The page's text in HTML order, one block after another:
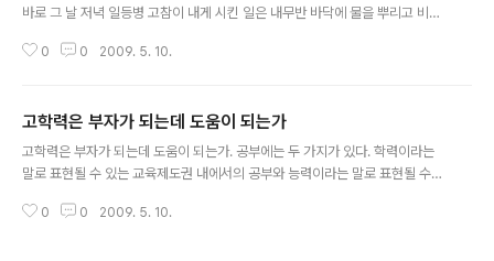
바로 그 날 저녁 일등병 고참이 내게 시킨 일은 내무반 바닥에 물을 뿌리고 비로
가지에 물을 받아 와 그 물을 손으로 뿌렸다. 물론 나는 졸병이었기에 잔뜩 긴장
하지만 물뿌리개로 골고루 한 것이 아니라 손으로 뿌린 것이기에 어떤 곳은 물
자국이 크게 생기고 어떤 곳은 물이 묻는 둥 마는 둥 하는 꼴이 되었다. 그 모습
을 본 고참은 나를 화장실로 데리고 가 몇 대 쥐어 박은 후 물 뿌리는 법을 설명
0 0 2009. 5. 10.
고학력은 부자가 되는데 도움이 되는가
고학력은 부자가 되는데 도움이 되는가. 공부에는 두 가지가 있다. 학력이라는
말로 표현될 수 있는 교육제도권 내에서의 공부와 능력이라는 말로 표현될 수
을 보며 하는 공부를 대단히 강조하는 사람이다. 제도권 내에서의 공부와 관련
0 0 2009. 5. 10.